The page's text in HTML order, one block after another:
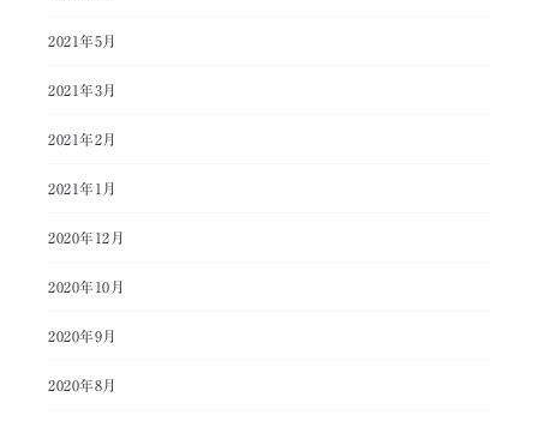
2021年5月
2021年3月
2021年2月
2021年1月
2020年12月
2020年10月
2020年9月
2020年8月